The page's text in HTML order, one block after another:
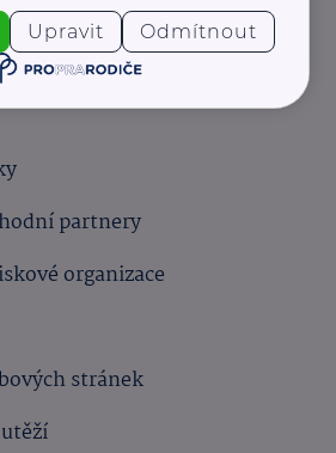
partnery
organizace
stránek
Upravit Odmítnout